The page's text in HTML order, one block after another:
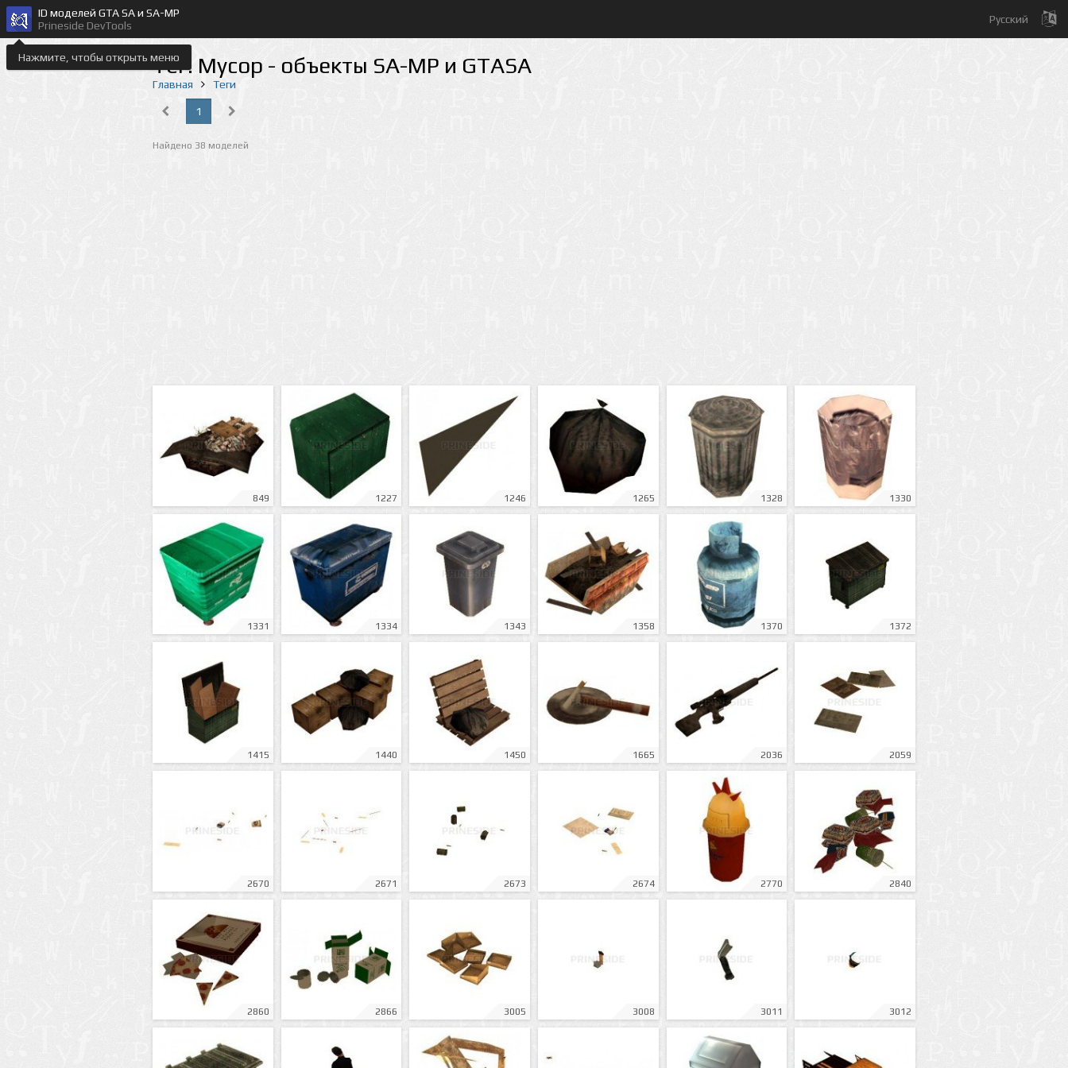
Нажмите, чтобы открыть меню
ID моделей GTA SA и SA-MP
Prineside DevTools
Русский
Тег: Мусор - объекты SA-MP и GTASA
Главная Теги
1
Найдено 38 моделей
849 1227 1246 1265 1328 1330
1331 1334 1343 1358 1370 1372
1415 1440 1450 1665 2036 2059
2670 2671 2673 2674 2770 2840
2860 2866 3005 3008 3011 3012